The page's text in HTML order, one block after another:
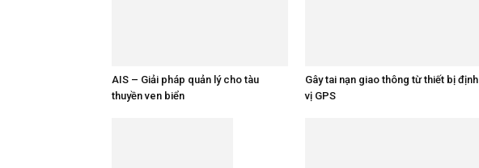
AIS – Giải pháp quản lý cho tàu
thuyền ven biển
Gây tai nạn giao thông từ thiết bị định
vị GPS